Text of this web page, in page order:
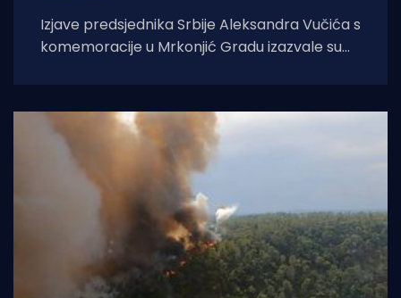
Izjave predsjednika Srbije Aleksandra Vučića s
komemoracije u Mrkonjić Gradu izazvale su